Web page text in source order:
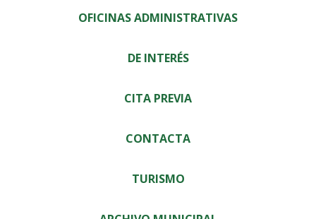
OFICINAS ADMINISTRATIVAS
DE INTERÉS
CITA PREVIA
CONTACTA
TURISMO